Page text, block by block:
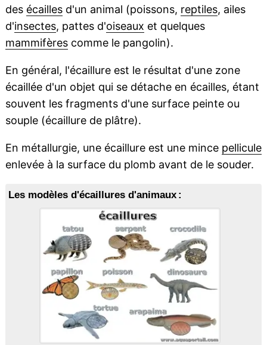
des écaillesd'un animal (poissons, reptiles, ailes
d'insectes, pattes d'oiseaux et quelques
mammifèrescomme le pangolin).
En général, l'écaillure est le résultat d'une zone
écaillée d'un objet qui se détache en écailles, étant
souvent les fragments d'une surface peinte ou
souple (écaillure de plâtre).
En métallurgie, une écaillure est une mince pellicule
enlevée à la surface du plomb avant de le souder.
Les modèles d'écaillures d'animaux :